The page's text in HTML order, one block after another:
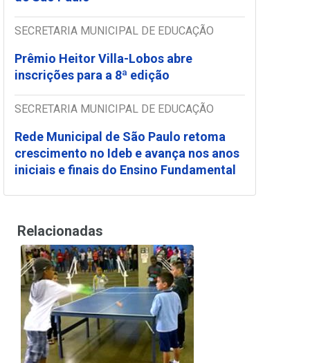
SECRETARIA MUNICIPAL DE EDUCAÇÃO
Prêmio Heitor Villa-Lobos abre
inscrições para a 8ª edição
SECRETARIA MUNICIPAL DE EDUCAÇÃO
Rede Municipal de São Paulo retoma
crescimento no Ideb e avança nos anos
iniciais e finais do Ensino Fundamental
Relacionadas